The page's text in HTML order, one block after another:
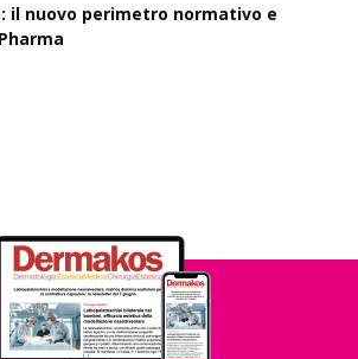
il nuovo perimetro normativo e